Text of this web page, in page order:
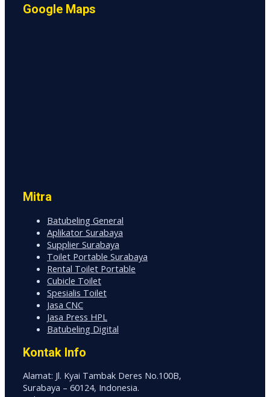
Google Maps
Mitra
Batubeling General
Aplikator Surabaya
Supplier Surabaya
Toilet Portable Surabaya
Rental Toilet Portable
Cubicle Toilet
Spesialis Toilet
Jasa CNC
Jasa Press HPL
Batubeling Digital
Kontak Info
Alamat: Jl. Kyai Tambak Deres No.100B,
Surabaya – 60124, Indonesia.